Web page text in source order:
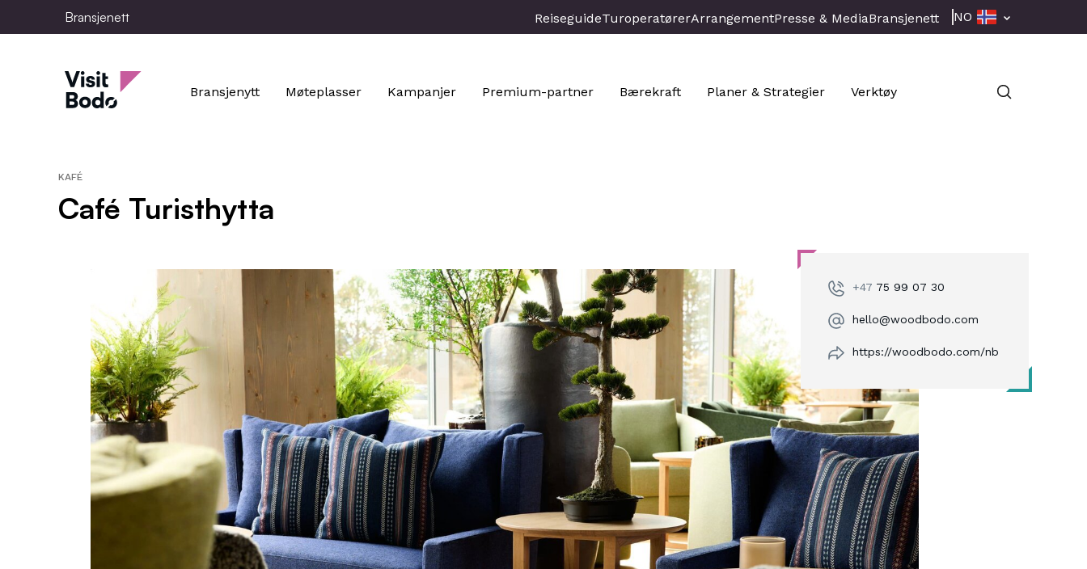
to
Bransjenett ReiseguideTuroperatørerArrangementPresse & MediaBransjenett NO
Bransjenett
Bransjenytt Møteplasser Kampanjer Premium-partner Bærekraft Planer & Strategier Verktøy
KAFÉ
Café Turisthytta
+47 75 99 07 30
hello@woodbodo.com
https://woodbodo.com/nb